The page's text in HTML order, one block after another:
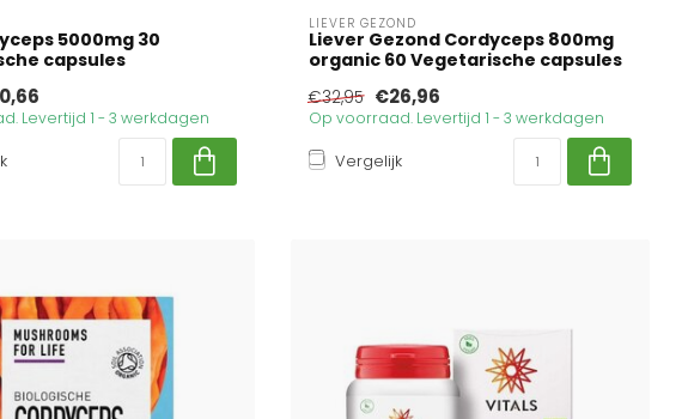
5000mg 30
capsules
Levertijd 1 - 3 werkdagen
LIEVER GEZOND
Liever Gezond Cordyceps 800mg
organic 60 Vegetarische capsules
€32,95 €26,96
Op voorraad. Levertijd 1 - 3 werkdagen
Vergelijk